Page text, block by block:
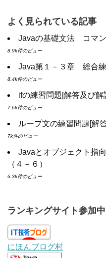
よく見られている記事
Javaの基礎文法 コマン
8.9k件のビュー
Java第１－３章 総合練
8.4k件のビュー
ifの練習問題[解答及び解
7.6k件のビュー
ループ文の練習問題[解
7k件のビュー
Javaとオブジェクト指
（４－６）
6.3k件のビュー
ランキングサイト参加中
にほんブログ村